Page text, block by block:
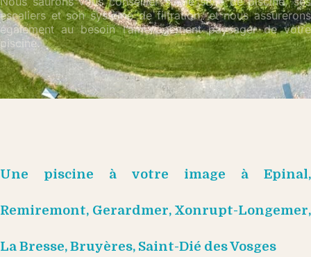
escaliers et son système de filtration, et nous assurerons
également au besoin l’aménagement paysager de votre
piscine.
Une piscine à votre image à Epinal,
Remiremont, Gerardmer, Xonrupt-Longemer,
La Bresse, Bruyères, Saint-Dié des Vosges